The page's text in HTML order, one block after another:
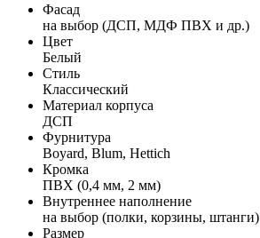
Фасад
на выбор (ДСП, МДФ ПВХ и др.)
Цвет
Белый
Стиль
Классический
Материал корпуса
ДСП
Фурнитура
Boyard, Blum, Hettich
Кромка
ПВХ (0,4 мм, 2 мм)
Внутреннее наполнение
на выбор (полки, корзины, штанги)
Размер